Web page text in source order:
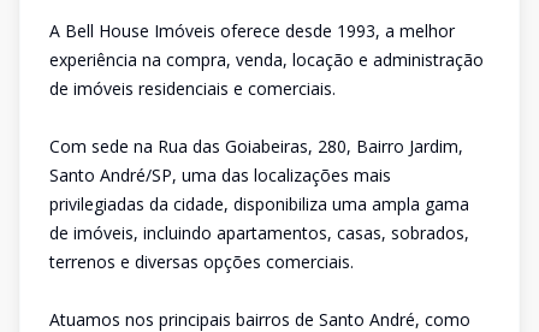
A Bell House Imóveis oferece desde 1993, a melhor
experiência na compra, venda, locação e administração
de imóveis residenciais e comerciais.
Com sede na Rua das Goiabeiras, 280, Bairro Jardim,
Santo André/SP, uma das localizações mais
privilegiadas da cidade, disponibiliza uma ampla gama
de imóveis, incluindo apartamentos, casas, sobrados,
terrenos e diversas opções comerciais.
Atuamos nos principais bairros de Santo André, como